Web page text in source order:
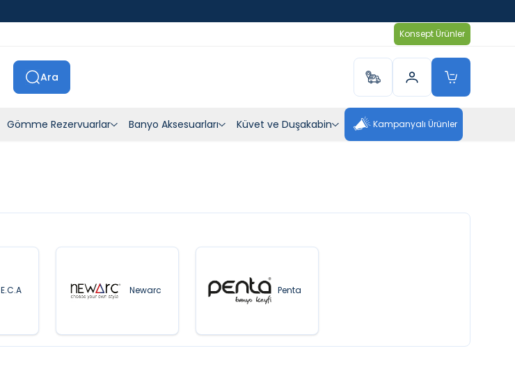
Konsept Ürünler
Ara
Gömme Rezervuarlar Banyo Aksesuarları Küvet ve Duşakabin Kampanyalı Ürünler
E.C.A Newarc Penta